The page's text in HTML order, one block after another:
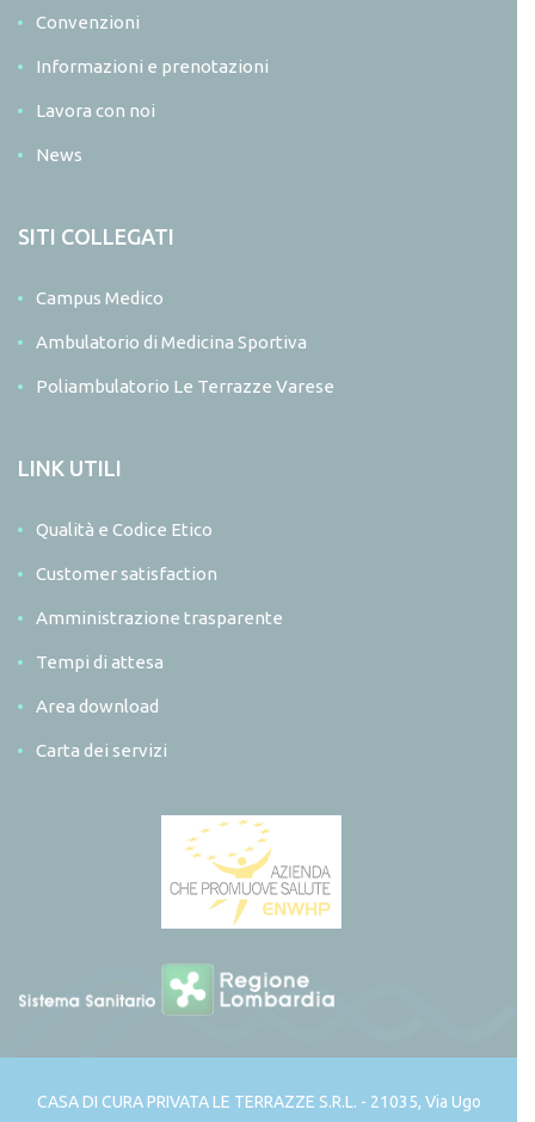
Convenzioni
Informazioni e prenotazioni
Lavora con noi
News
SITI COLLEGATI
Campus Medico
Ambulatorio di Medicina Sportiva
Poliambulatorio Le Terrazze Varese
LINK UTILI
Qualità e Codice Etico
Customer satisfaction
Amministrazione trasparente
Tempi di attesa
Area download
Carta dei servizi
CASA DI CURA PRIVATA LE TERRAZZE S.R.L. - 21035, Via Ugo